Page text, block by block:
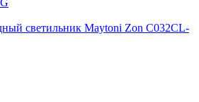
светильник Maytoni Zon C032CL-